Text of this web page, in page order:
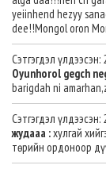
yeiinhend hezyy
dee!!Mongol oron
Сэтгэгдэл
Oyunhorol gegch
barigdah ni
Сэтгэгдэл
жудааа :хулгай
төрийн ордоноор